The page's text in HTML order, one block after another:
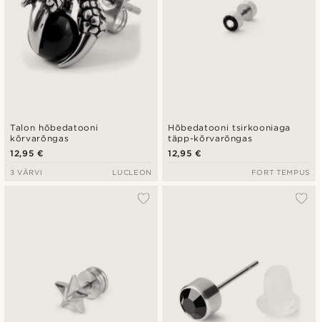
Talon hõbedatooni
kõrvarõngas
12,95 €
3 VÄRVI LUCLEON
Hõbedatooni tsirkooniaga
täpp-kõrvarõngas
12,95 €
FORT TEMPUS